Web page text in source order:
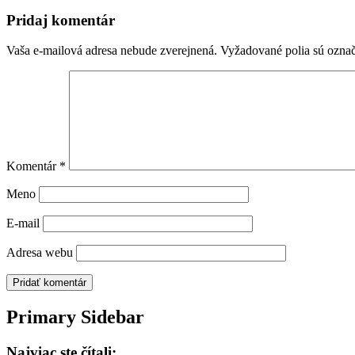
Pridaj komentár
Vaša e-mailová adresa nebude zverejnená. Vyžadované polia sú
Komentár *
Meno
E-mail
Adresa webu
Primary Sidebar